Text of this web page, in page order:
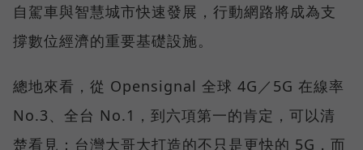
自駕車與智慧城市快速發展，行動網路將成為支
撐數位經濟的重要基礎設施。
總地來看，從 Opensignal 全球 4G／5G 在線率
No.3、全台 No.1，到六項第一的肯定，可以清
楚看見：台灣大哥大打造的不只是更快的 5G，而